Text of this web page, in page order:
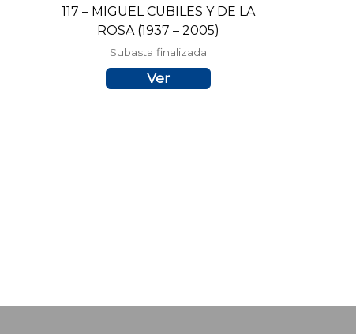
117 – MIGUEL CUBILES Y DE LA
ROSA (1937 – 2005)
Subasta finalizada
Ver